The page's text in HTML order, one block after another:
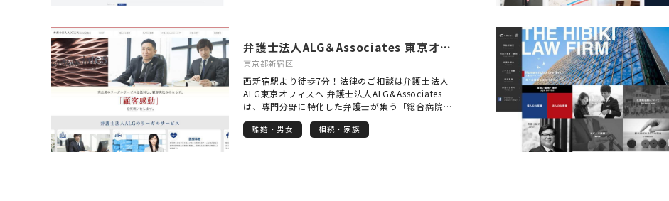
いスタイルで安心してご相談いただけます。受給が
決まることで得られるのは、経済的な安定だけでは
ありません。「これからの人生をどう生きていきた
いか」という先を見据えた前向きな一歩を描いてい
ただけるよう、私自身もその一助となれることを願
っています。「相談してよかった」「これで少し安
心できる」と思っていただけるよう、丁寧で真摯な
対応を心からお約束します。
弁護士法人ALG＆Associates 東京オフィス
東京都新宿区
西新宿駅より徒歩7分！法律のご相談は弁護士法人
ALG東京オフィスへ 弁護士法人ALG&Associates
は、専門分野に特化した弁護士が集う「総合病院
型」の事業スキームと、あらゆるリーガルサービス
をワンストップで提供できる法律事務所を目指して
離婚・男女 相続・家族